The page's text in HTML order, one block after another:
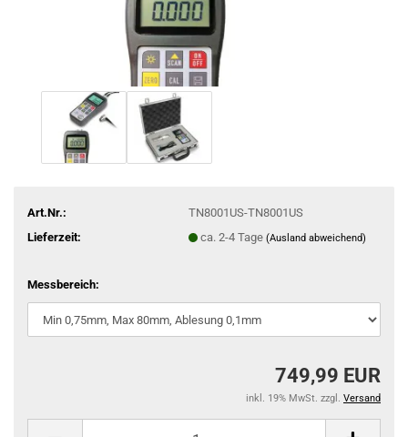
Art.Nr.:
TN8001US-TN8001US
Lieferzeit:
ca. 2-4 Tage (Ausland abweichend)
Messbereich:
749,99 EUR
inkl. 19% MwSt. zzgl. Versand